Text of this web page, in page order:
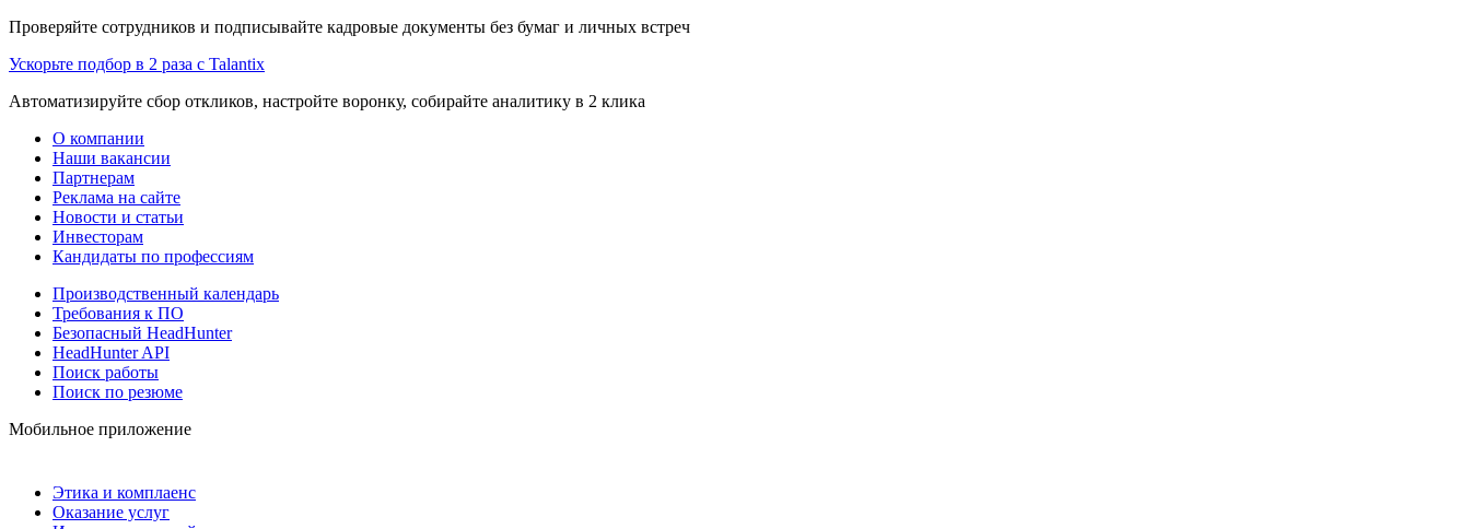
Проверяйте сотрудников и подписывайте кадровые документы без бумаг и личных встреч
Ускорьте подбор в 2 раза с Talantix
Автоматизируйте сбор откликов, настройте воронку, собирайте аналитику в 2 клика
О компании
Наши вакансии
Партнерам
Реклама на сайте
Новости и статьи
Инвесторам
Кандидаты по профессиям
Производственный календарь
Требования к ПО
Безопасный HeadHunter
HeadHunter API
Поиск работы
Поиск по резюме
Мобильное приложение
Этика и комплаенс
Оказание услуг